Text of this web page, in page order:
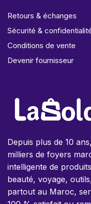
Retours & échanges
Sécurité &
Conditions de vente
Devenir fournisseur
Depuis plus de 10
milliers de foyers
intelligente de
beauté, voyage,
partout au Maroc,